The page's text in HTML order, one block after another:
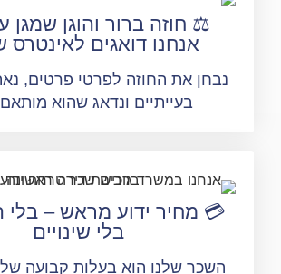
⚖️ חוזה ברור והוגן שמגן עליכם -
אנחנו דואגים לאינטרס שלכם
את החוזה לפרטי פרטים, נאתר
בעייתיים ונדאג שהוא מותאם לכם.
מחיר ידוע מראש – בלי
בלי שינויים
שלנו הוא בעלות קבועה שלא